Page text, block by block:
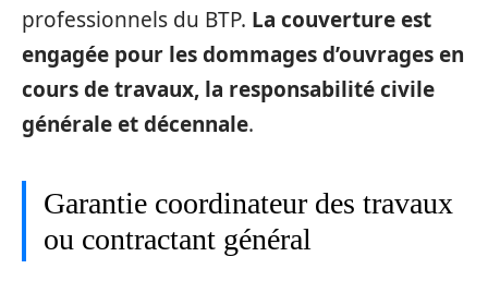
professionnels du BTP. La couverture est
engagée pour les dommages d’ouvrages en
cours de travaux, la responsabilité civile
générale et décennale.
Garantie coordinateur des travaux
ou contractant général